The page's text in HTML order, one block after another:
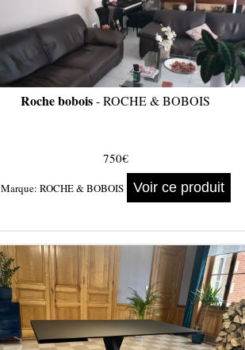
Roche bobois- ROCHE & BOBOIS
750€
Marque: ROCHE & BOBOIS Voir ce produit